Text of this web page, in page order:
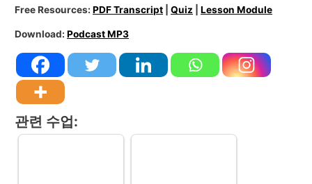
Free Resources:PDF Transcript |Quiz |Lesson Module
Download:Podcast MP3
관련 수업: